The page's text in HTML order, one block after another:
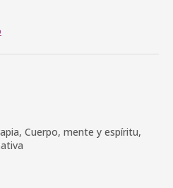
Cuerpo, mente y espíritu,